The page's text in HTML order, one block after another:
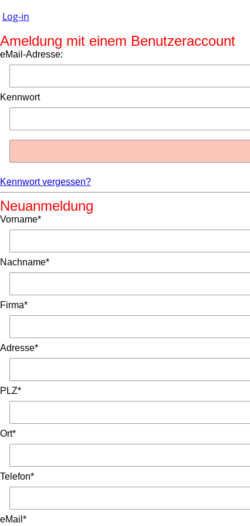
Log-in
Ameldung mit einem Benutzeraccount
eMail-Adresse:
Kennwort
Kennwort vergessen?
Neuanmeldung
Vorname*
Nachname*
Firma*
Adresse*
PLZ*
Ort*
Telefon*
eMail*